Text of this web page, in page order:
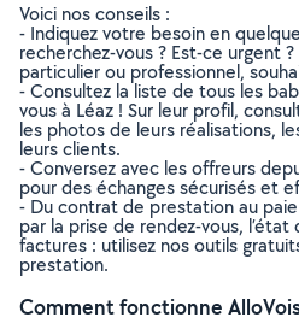
Voici nos conseils :
- Indiquez votre besoin en
recherchez-vous ? Est-ce urgent
particulier ou professionnel,
- Consultez la liste de tous les
vous à Léaz ! Sur leur profil,
les photos de leurs réalisations,
leurs clients.
- Conversez avec les offreurs
pour des échanges sécurisés et
- Du contrat de prestation au
par la prise de rendez-vous,
factures : utilisez nos outils
prestation.
Comment fonctionne